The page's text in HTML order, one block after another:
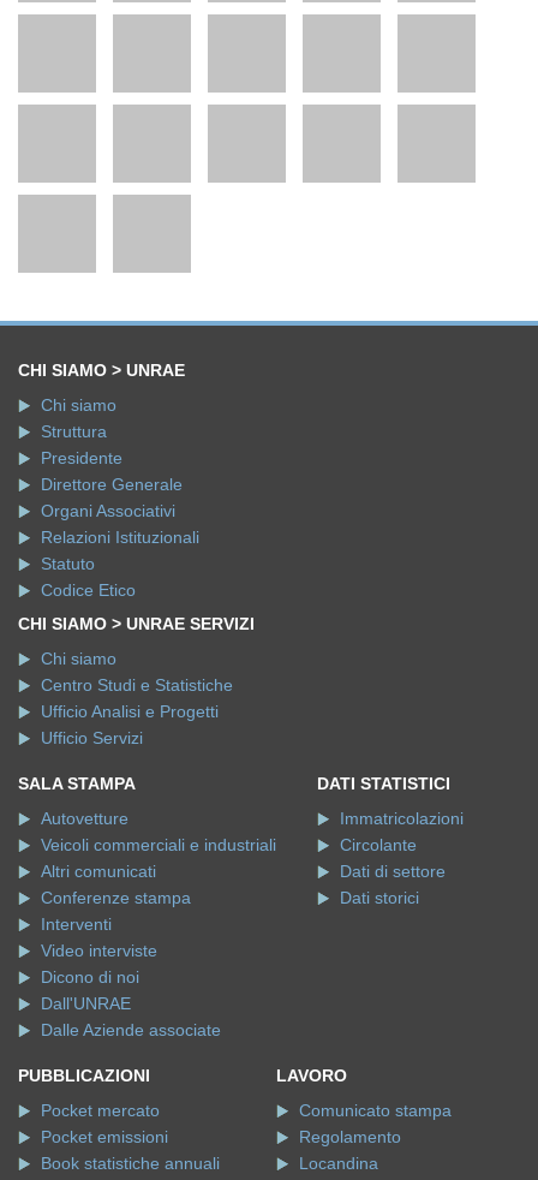
CHI SIAMO > UNRAE
Chi siamo
Struttura
Presidente
Direttore Generale
Organi Associativi
Relazioni Istituzionali
Statuto
Codice Etico
CHI SIAMO > UNRAE SERVIZI
Chi siamo
Centro Studi e Statistiche
Ufficio Analisi e Progetti
Ufficio Servizi
SALA STAMPA
Autovetture
Veicoli commerciali e industriali
Altri comunicati
Conferenze stampa
Interventi
Video interviste
Dicono di noi
Dall'UNRAE
Dalle Aziende associate
DATI STATISTICI
Immatricolazioni
Circolante
Dati di settore
Dati storici
PUBBLICAZIONI
Pocket mercato
Pocket emissioni
Book statistiche annuali
LAVORO
Comunicato stampa
Regolamento
Locandina